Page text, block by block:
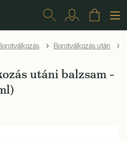
Borotválkozás után
utáni balzsam –